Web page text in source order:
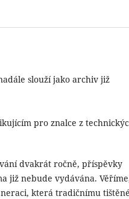
slouží jako archiv již
pro znalce z
dvakrát ročně, příspěvky
již nebude vydávána.
která tradičnímu